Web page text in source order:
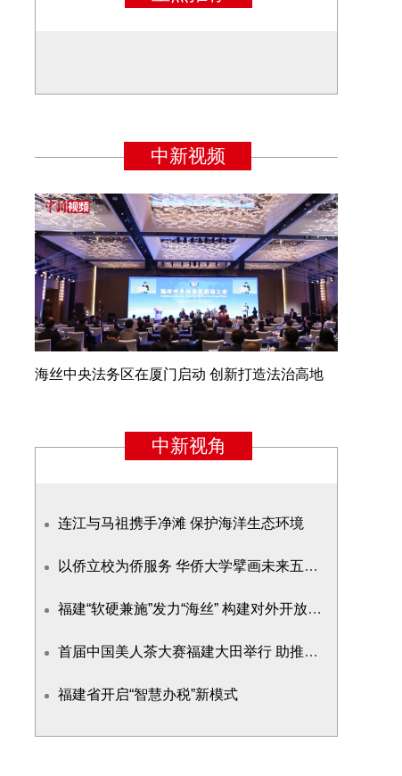
海丝中央法务区在厦门启动 创新打造法治高地
连江与马祖携手净滩 保护海洋生态环境
以侨立校为侨服务 华侨大学擘画未来五年蓝图
福建“软硬兼施”发力“海丝” 构建对外开放新格局
首届中国美人茶大赛福建大田举行 助推美人茶产业发展
福建省开启“智慧办税”新模式